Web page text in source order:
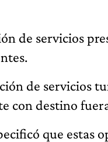
de servicios
de servicios
con destino
que estas